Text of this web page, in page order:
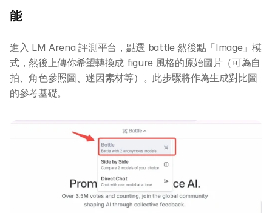
能
進入 LM Arena 評測平台，點選 battle 然後點「Image」模
式，然後上傳你希望轉換成 figure 風格的原始圖片（可為自
拍、角色參照圖、迷因素材等）。此步驟將作為生成對比圖
的參考基礎。